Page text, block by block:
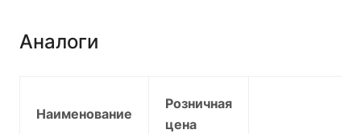
Аналоги
Наименование
Розничная
цена